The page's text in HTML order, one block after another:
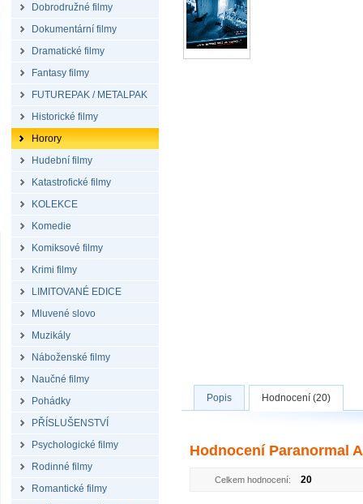
Dobrodružné filmy
Dokumentární filmy
Dramatické filmy
Fantasy filmy
FUTUREPAK / METALPAK
Historické filmy
Horory
Hudební filmy
Katastrofické filmy
KOLEKCE
Komedie
Komiksové filmy
Krimi filmy
LIMITOVANÉ EDICE
Mluvené slovo
Muzikály
Náboženské filmy
Naučné filmy
Pohádky
PŘÍSLUŠENSTVÍ
Psychologické filmy
Rodinné filmy
Romantické filmy
Popis Hodnocení (20)
Hodnocení Paranormal
Celkem hodnocení: 20